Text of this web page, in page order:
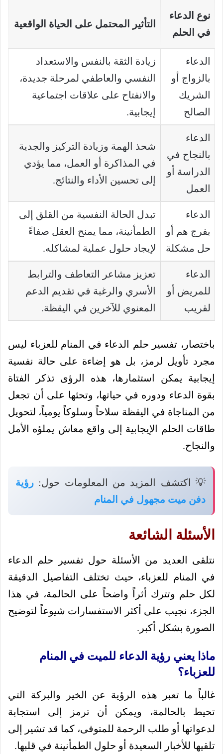
نوع الدعاء
في الحلم
التأثير المحتمل على الحياة الواقعية
الدعاء
بالزواج أو
الشريك
الصالح
زيادة الثقة بالنفس والاستعداد
النفسي والعاطفي لمرحلة جديدة،
والانفتاح على علاقات اجتماعية
إيجابية.
الدعاء
بالنجاح في
الدراسة أو
العمل
شحذ الهمة وزيادة التركيز والجدية
في المذاكرة أو العمل، مما يؤدي
إلى تحسين الأداء والنتائج.
الدعاء
بفرج هم أو
حل مشكلة
تبدل الحالة النفسية من القلق إلى
الطمأنينة، مما يمنح العقل صفاءً
لإيجاد حلول عملية لمشاكله.
الدعاء
للمريض أو
لقريب
تعزيز مشاعر التعاطف والترابط
الأسري والرغبة في تقديم الدعم
المعنوي للآخرين في اليقظة.
باختصار، تفسير حلم الدعاء في المنام للعزباء ليس
مجرد تأويل لرمز، بل هو إضاءة على حالة نفسية
إيجابية يمكن استثمارها، هذه الرؤى تذكر الفتاة
بقوة الدعاء ودوره في حياتها، وتحثها على أن تجعل
من المناجاة في اليقظة سلاحاً وسلوكاً يومياً، لتحويل
طاقات الحلم الإيجابية إلى واقع معاش يملؤه الأمل
والنجاح.
💡 اكتشف المزيد من المعلومات حول: رؤية
دفن ميت مجهول في المنام
الأسئلة الشائعة
نتلقى العديد من الأسئلة حول تفسير حلم الدعاء
في المنام للعزباء، حيث تختلف التفاصيل الدقيقة
لكل حلم وتترك أثراً واضحاً على الحالمة، في هذا
الجزء، نجيب على أكثر الاستفسارات شيوعاً لتوضيح
الصورة بشكل أكبر.
ماذا يعني رؤية الدعاء للميت في المنام
للعزباء؟
غالباً ما تعبر هذه الرؤية عن الخير والبركة التي
تحيط بالحالمة، ويمكن أن ترمز إلى استجابة
لدعواتها أو طلب الرحمة للمتوفى، كما قد تشير إلى
تلقيها للأخبار السعيدة أو حلول الطمأنينة في قلبها.